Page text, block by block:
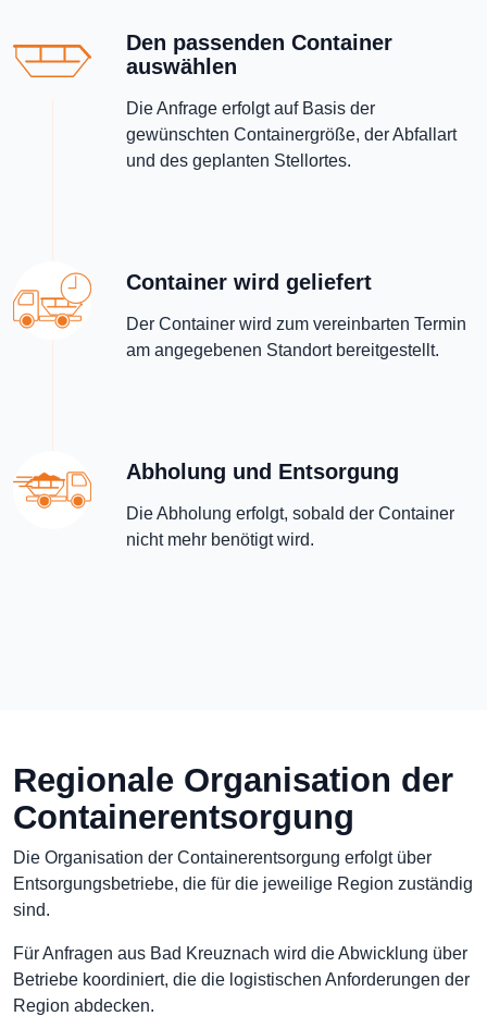
Den passenden Container
auswählen
Die Anfrage erfolgt auf Basis der
gewünschten Containergröße, der Abfallart
und des geplanten Stellortes.
Container wird geliefert
Der Container wird zum vereinbarten Termin
am angegebenen Standort bereitgestellt.
Abholung und Entsorgung
Die Abholung erfolgt, sobald der Container
nicht mehr benötigt wird.
Regionale Organisation der
Containerentsorgung
Die Organisation der Containerentsorgung erfolgt über
Entsorgungsbetriebe, die für die jeweilige Region zuständig
sind.
Für Anfragen aus Bad Kreuznach wird die Abwicklung über
Betriebe koordiniert, die die logistischen Anforderungen der
Region abdecken.